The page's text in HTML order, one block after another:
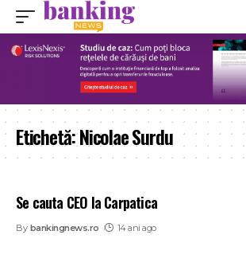
Etichetă:Nicolae Surdu
Se cauta CEO la Carpatica
By bankingnews.ro 14 ani ago